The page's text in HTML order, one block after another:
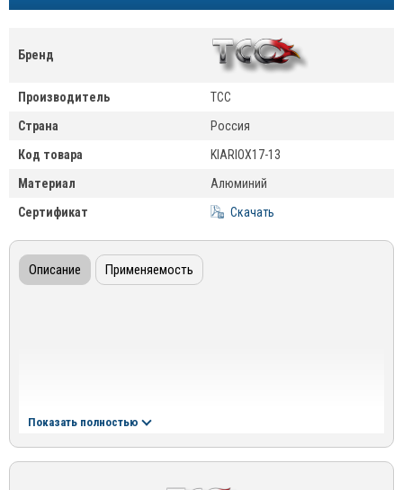
Бренд
Производитель
ТСС
Страна
Россия
Код товара
KIARIOX17-13
Материал
Алюминий
Сертификат
Скачать
Описание Применяемость
Показать полностью